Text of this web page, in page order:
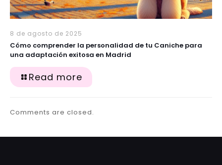
8 de agosto de 2025
Cómo comprender la personalidad de tu Caniche para
una adaptación exitosa en Madrid
Read more
Comments are closed.